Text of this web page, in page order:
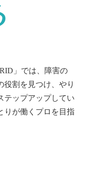
」では、障害の
役割を見つけ、やり
テップアップしてい
りが働くプロを目指